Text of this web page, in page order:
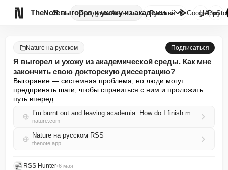
TheNote ПродуктыАгенты Я выгорел и ухожу из академиче...
Русский GooglePlay

Nature на русском Подписаться
Я выгорел и ухожу из академической среды. Как мне
закончить свою докторскую диссертацию?
Выгорание — системная проблема, но люди могут
предпринять шаги, чтобы справиться с ним и проложить
путь вперед.
I’m burnt out and leaving academia. How do I finish my PhD?
nature.com
Nature на русском RSS
thenote.app
RSS Hunter•6 мая